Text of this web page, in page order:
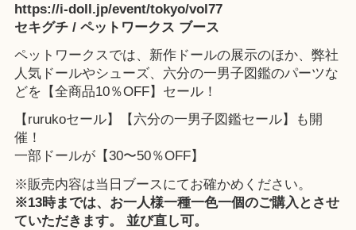
https://i-doll.jp/event/tokyo/vol77
セキグチ / ペットワークス ブース
ペットワークスでは、新作ドールの展示のほか、弊社
人気ドールやシューズ、六分の一男子図鑑のパーツな
どを【全商品10％OFF】セール！
【rurukoセール】【六分の一男子図鑑セール】も開
催！
一部ドールが【30〜50％OFF】
※販売内容は当日ブースにてお確かめください。
※13時までは、お一人様一種一色一個のご購入とさせ
ていただきます。 並び直し可。